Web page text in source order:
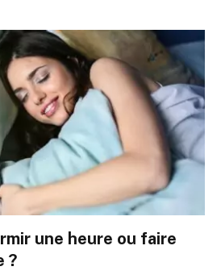
une heure ou faire
?